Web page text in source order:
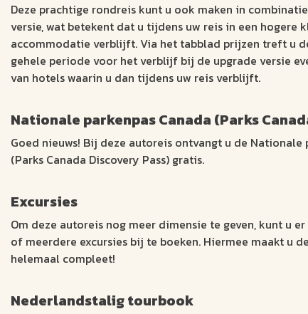
Deze prachtige rondreis kunt u ook maken in
versie, wat betekent dat u tijdens uw reis in een hogere
accommodatie verblijft. Via het tabblad prijzen treft u
gehele periode voor het verblijf bij de upgrade versie
van hotels waarin u dan tijdens uw reis verblijft.
Nationale parkenpas Canada (Parks
Goed nieuws! Bij deze autoreis ontvangt u de Nationale
(Parks Canada Discovery Pass) gratis.
Excursies
Om deze autoreis nog meer dimensie te geven, kunt u
of meerdere excursies bij te boeken. Hiermee maakt u
helemaal compleet!
Nederlandstalig tourbook